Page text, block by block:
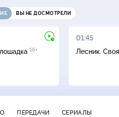
ВЫ НЕ ДОСМОТРЕЛИ
16+
01:45
Лесник.
ПЕРЕДАЧИ СЕРИАЛЫ